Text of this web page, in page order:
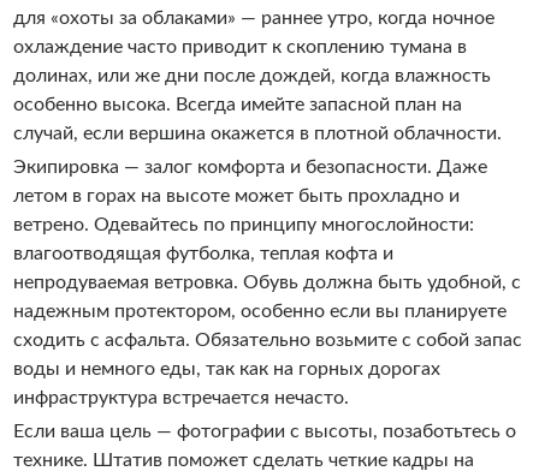
для «охоты за облаками» — раннее утро, когда ночное
охлаждение часто приводит к скоплению тумана в
долинах, или же дни после дождей, когда влажность
особенно высока. Всегда имейте запасной план на
случай, если вершина окажется в плотной облачности.
Экипировка — залог комфорта и безопасности. Даже
летом в горах на высоте может быть прохладно и
ветрено. Одевайтесь по принципу многослойности:
влагоотводящая футболка, теплая кофта и
непродуваемая ветровка. Обувь должна быть удобной, с
надежным протектором, особенно если вы планируете
сходить с асфальта. Обязательно возьмите с собой запас
воды и немного еды, так как на горных дорогах
инфраструктура встречается нечасто.
Если ваша цель — фотографии с высоты, позаботьтесь о
технике. Штатив поможет сделать четкие кадры на